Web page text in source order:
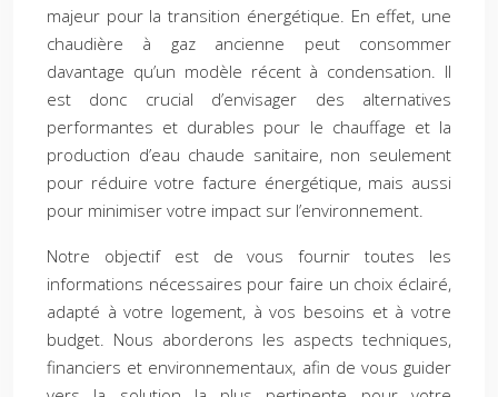
majeur pour la transition énergétique. En effet, une
chaudière à gaz ancienne peut consommer
davantage qu’un modèle récent à condensation. Il
est donc crucial d’envisager des alternatives
performantes et durables pour le chauffage et la
production d’eau chaude sanitaire, non seulement
pour réduire votre facture énergétique, mais aussi
pour minimiser votre impact sur l’environnement.
Notre objectif est de vous fournir toutes les
informations nécessaires pour faire un choix éclairé,
adapté à votre logement, à vos besoins et à votre
budget. Nous aborderons les aspects techniques,
financiers et environnementaux, afin de vous guider